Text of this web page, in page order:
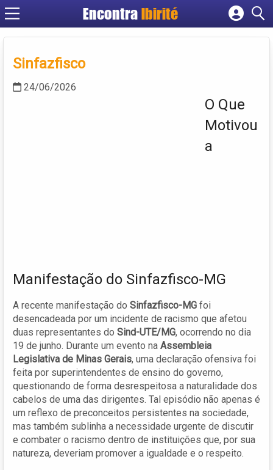
EncontraIbirité
Cadastrar empresa
Sinfazfisco
24/06/2026
O Que
Motivou
a
Manifestação do Sinfazfisco-MG
A recente manifestação do Sinfazfisco-MG foi
desencadeada por um incidente de racismo que afetou
duas representantes do Sind-UTE/MG, ocorrendo no dia
19 de junho. Durante um evento na Assembleia
Legislativa de Minas Gerais, uma declaração ofensiva foi
feita por superintendentes de ensino do governo,
questionando de forma desrespeitosa a naturalidade dos
cabelos de uma das dirigentes. Tal episódio não apenas é
um reflexo de preconceitos persistentes na sociedade,
mas também sublinha a necessidade urgente de discutir
e combater o racismo dentro de instituições que, por sua
natureza, deveriam promover a igualdade e o respeito.